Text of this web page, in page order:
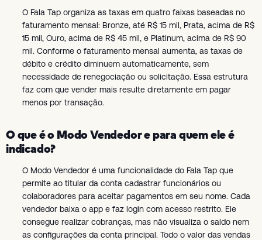
O Fala Tap organiza as taxas em quatro faixas baseadas no
faturamento mensal: Bronze, até R$ 15 mil, Prata, acima de R$
15 mil, Ouro, acima de R$ 45 mil, e Platinum, acima de R$ 90
mil. Conforme o faturamento mensal aumenta, as taxas de
débito e crédito diminuem automaticamente, sem
necessidade de renegociação ou solicitação. Essa estrutura
faz com que vender mais resulte diretamente em pagar
menos por transação.
O que é o Modo Vendedor e para quem ele é
indicado?
O Modo Vendedor é uma funcionalidade do Fala Tap que
permite ao titular da conta cadastrar funcionários ou
colaboradores para aceitar pagamentos em seu nome. Cada
vendedor baixa o app e faz login com acesso restrito. Ele
consegue realizar cobranças, mas não visualiza o saldo nem
as configurações da conta principal. Todo o valor das vendas